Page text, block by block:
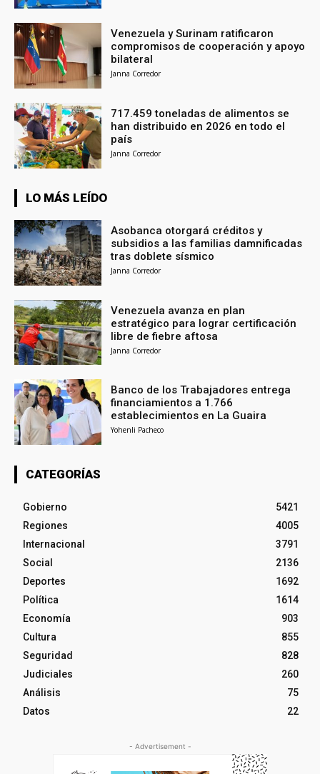
Venezuela y Surinam ratificaron
compromisos de cooperación y apoyo
bilateral
Janna Corredor
717.459 toneladas de alimentos se
han distribuido en 2026 en todo el
país
Janna Corredor
LO MÁS LEÍDO
Asobanca otorgará créditos y
subsidios a las familias damnificadas
tras doblete sísmico
Janna Corredor
Venezuela avanza en plan
estratégico para lograr certificación
libre de fiebre aftosa
Janna Corredor
Banco de los Trabajadores entrega
financiamientos a 1.766
establecimientos en La Guaira
Yohenli Pacheco
CATEGORÍAS
Gobierno
5421
Regiones
4005
Internacional
3791
Social
2136
Deportes
1692
Política
1614
Economía
903
Cultura
855
Seguridad
828
Judiciales
260
Análisis
75
Datos
22
- Advertisement -